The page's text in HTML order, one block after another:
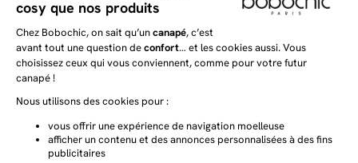
Le choix de la matière de la table à mangerva
influencer son entretien et son aspect dans la
décoration de votre habitation, de votre salle à manger
ou de votre salon. En effet, une
va apporter de la chaleur à votre intérieur, un côté
noble et chaleureux. Pour celles et ceux qui souhaite
disposer d'un compromis parfait entre robuste,